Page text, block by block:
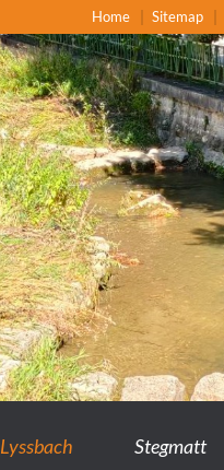
Home Sitemap
Lyssbach Stegmatt